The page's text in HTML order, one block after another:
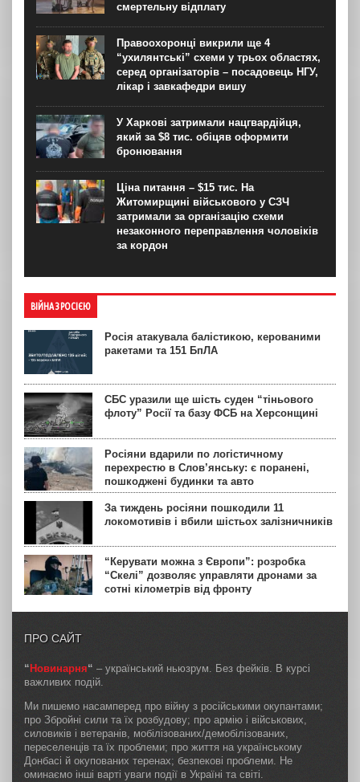
смертельну відплату
Правоохоронці викрили ще 4
“ухилянтські” схеми у трьох областях,
серед організаторів – посадовець НГУ,
лікар і завкафедри вишу
У Харкові затримали нацгвардійця,
який за $8 тис. обіцяв оформити
бронювання
Ціна питання – $15 тис. На
Житомирщині військового у СЗЧ
затримали за організацію схеми
незаконного переправлення чоловіків
за кордон
ВІЙНА З РОСІЄЮ
Росія атакувала балістикою, керованими
ракетами та 151 БпЛА
СБС уразили ще шість суден “тіньового
флоту” Росії та базу ФСБ на Херсонщині
Росіяни вдарили по логістичному
перехрестю в Слов’янську: є поранені,
пошкоджені будинки та авто
За тиждень росіяни пошкодили 11
локомотивів і вбили шістьох залізничників
“Керувати можна з Європи”: розробка
“Скелі” дозволяє управляти дронами за
сотні кілометрів від фронту
ПРО САЙТ
“ Новинарня“ – український ньюзрум. Без фейків. В курсі
важливих подій.
Ми пишемо насамперед про війну з російськими окупантами;
про Збройні сили та їх розбудову; про армію і військових,
силовиків і ветеранів, мобілізованих/демобілізованих,
переселенців та їх проблеми; про життя на українському
Донбасі й окупованих теренах; безпекові проблеми. Не
оминаємо інші варті уваги події в Україні та світі.